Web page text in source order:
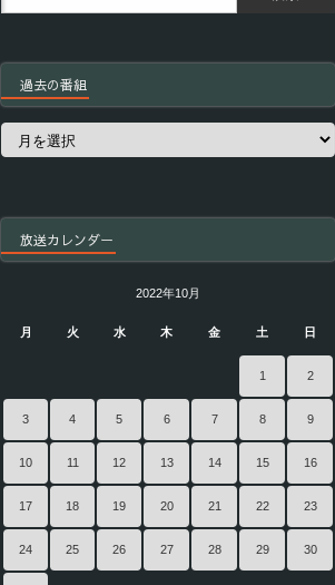
過去の番組
過
放送カレンダー
2022年10月
月 火 水 木 金 土 日
1 2
3 4 5 6 7 8 9
10 11 12 13 14 15 16
17 18 19 20 21 22 23
24 25 26 27 28 29 30